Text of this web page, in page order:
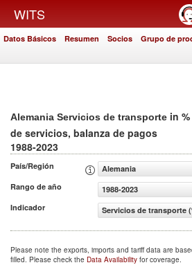
WITS
Datos Básicos Resumen Socios Grupo de
Alemania Servicios de transporte in
de servicios, balanza de pagos
1988-2023
País/Región
Alemania
Rango de año
1988-2023
Indicador
Servicios de transporte
Please note the exports, imports and tariff data are
filled. Please check the Data Availability for coverage.